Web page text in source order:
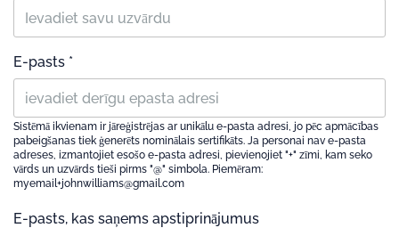
E-pasts *
Sistēmā ikvienam ir jāreģistrējas ar unikālu e-pasta adresi, jo pēc apmācības
pabeigšanas tiek ģenerēts nominālais sertifikāts. Ja personai nav e-pasta
adreses, izmantojiet esošo e-pasta adresi, pievienojiet "+" zīmi, kam seko
vārds un uzvārds tieši pirms "@" simbola. Piemēram:
myemail+johnwilliams@gmail.com
E-pasts, kas saņems apstiprinājumus